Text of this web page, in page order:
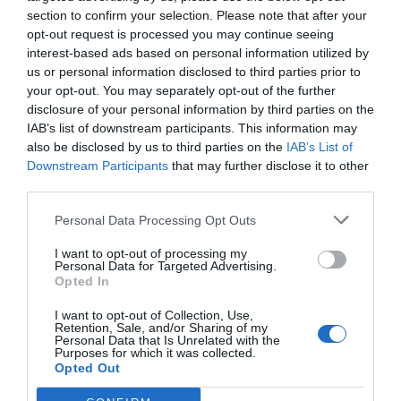
section to confirm your selection. Please note that after your
opt-out request is processed you may continue seeing
interest-based ads based on personal information utilized by
us or personal information disclosed to third parties prior to
your opt-out. You may separately opt-out of the further
disclosure of your personal information by third parties on the
IAB’s list of downstream participants. This information may
also be disclosed by us to third parties on the IAB’s List of
Downstream Participants that may further disclose it to other
Personal Data Processing Opt Outs
I want to opt-out of processing my
Personal Data for Targeted Advertising.
Opted In
I want to opt-out of Collection, Use,
Retention, Sale, and/or Sharing of my
Personal Data that Is Unrelated with the
Purposes for which it was collected.
Opted Out
υποβάλλουν ηλεκτρονικά τις αντιρρήσεις τους, τις
οποίες θα συνοδεύουν με τα απαραίτητα
αποδεικτικά έγγραφα. Για παράδειγμα τα στοιχεία
μπορεί να αφορούν κρατήσεις που ακυρώθηκαν
και δεν εισπράχθηκαν, ποσά που έχουν
καταχωριστεί δύο φορές, διαφορές λόγω
προμηθειών των πλατφορμών ή άλλα λάθη στα
δεδομένα που διαβιβάστηκαν.
Όσοι δεν ανταποκριθούν στο ειδοποιητήριο της
εφορίας είναι αντιμέτωποι με φορολογικό έλεγχο
με αυξημένο κίνδυνο καταλογισμού πρόσθετων
φόρων, τόκων και υψηλότερων προστίμων.
Σύμφωνα με τους λογιστές, όσοι ιδιοκτήτες
έχουν λάβει σχετική ειδοποίηση θα πρέπει να
ελέγξουν άμεσα τα ποσά που εμφανίζονται στις